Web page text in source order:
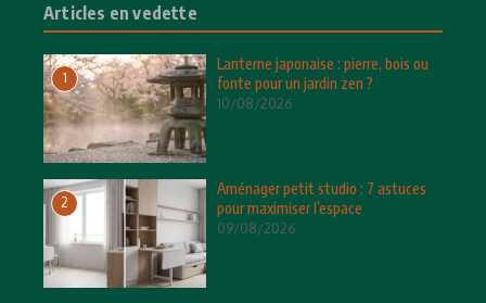
Articles en vedette
1
Lanterne japonaise : pierre, bois ou
fonte pour un jardin zen ?
10/08/2026
2
Aménager petit studio : 7 astuces
pour maximiser l’espace
09/08/2026